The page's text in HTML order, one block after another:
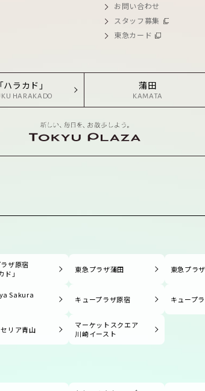
お問い合わせ
スタッフ募集
東急カード
ハラカド」
HARAKADO
蒲田
KAMATA
ザ原宿
ド」
東急プラザ蒲田 東急プラ
Sakura
キュープラザ原宿 キュープ
リア青山
マーケットスクエア
川崎イースト